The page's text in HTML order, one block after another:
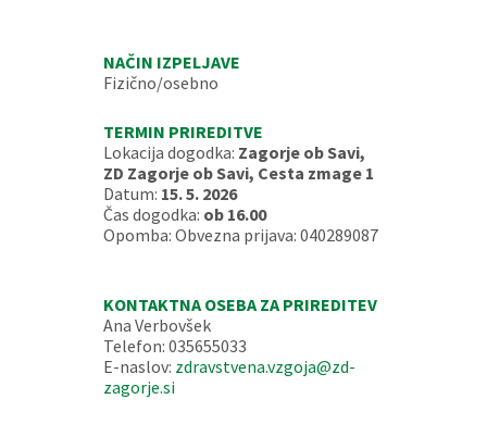
NAČIN IZPELJAVE
Fizično/osebno
TERMIN PRIREDITVE
Lokacija dogodka: Zagorje ob Savi,
ZD Zagorje ob Savi, Cesta zmage 1
Datum: 15. 5. 2026
Čas dogodka: ob 16.00
Opomba: Obvezna prijava: 040289087
KONTAKTNA OSEBA ZA PRIREDITEV
Ana Verbovšek
Telefon: 035655033
E-naslov: zdravstvena.vzgoja@zd-
zagorje.si